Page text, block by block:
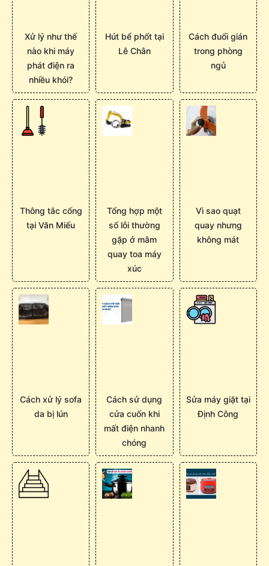
Xử lý như thế
nào khi máy
phát điện ra
nhiều khói?
Hút bể phốt tại
Lê Chân
Cách đuổi gián
trong phòng
ngủ
Thông tắc cống
tại Văn Miếu
Tổng hợp một
số lỗi thường
gặp ở mâm
quay toa máy
xúc
Vì sao quạt
quay nhưng
không mát
Cách xử lý sofa
da bị lún
Cách sử dụng
cửa cuốn khi
mất điện nhanh
chóng
Sửa máy giặt tại
Định Công